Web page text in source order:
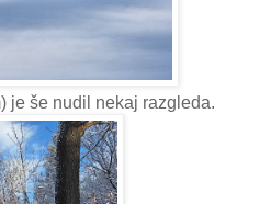
je še nudil nekaj razgleda.